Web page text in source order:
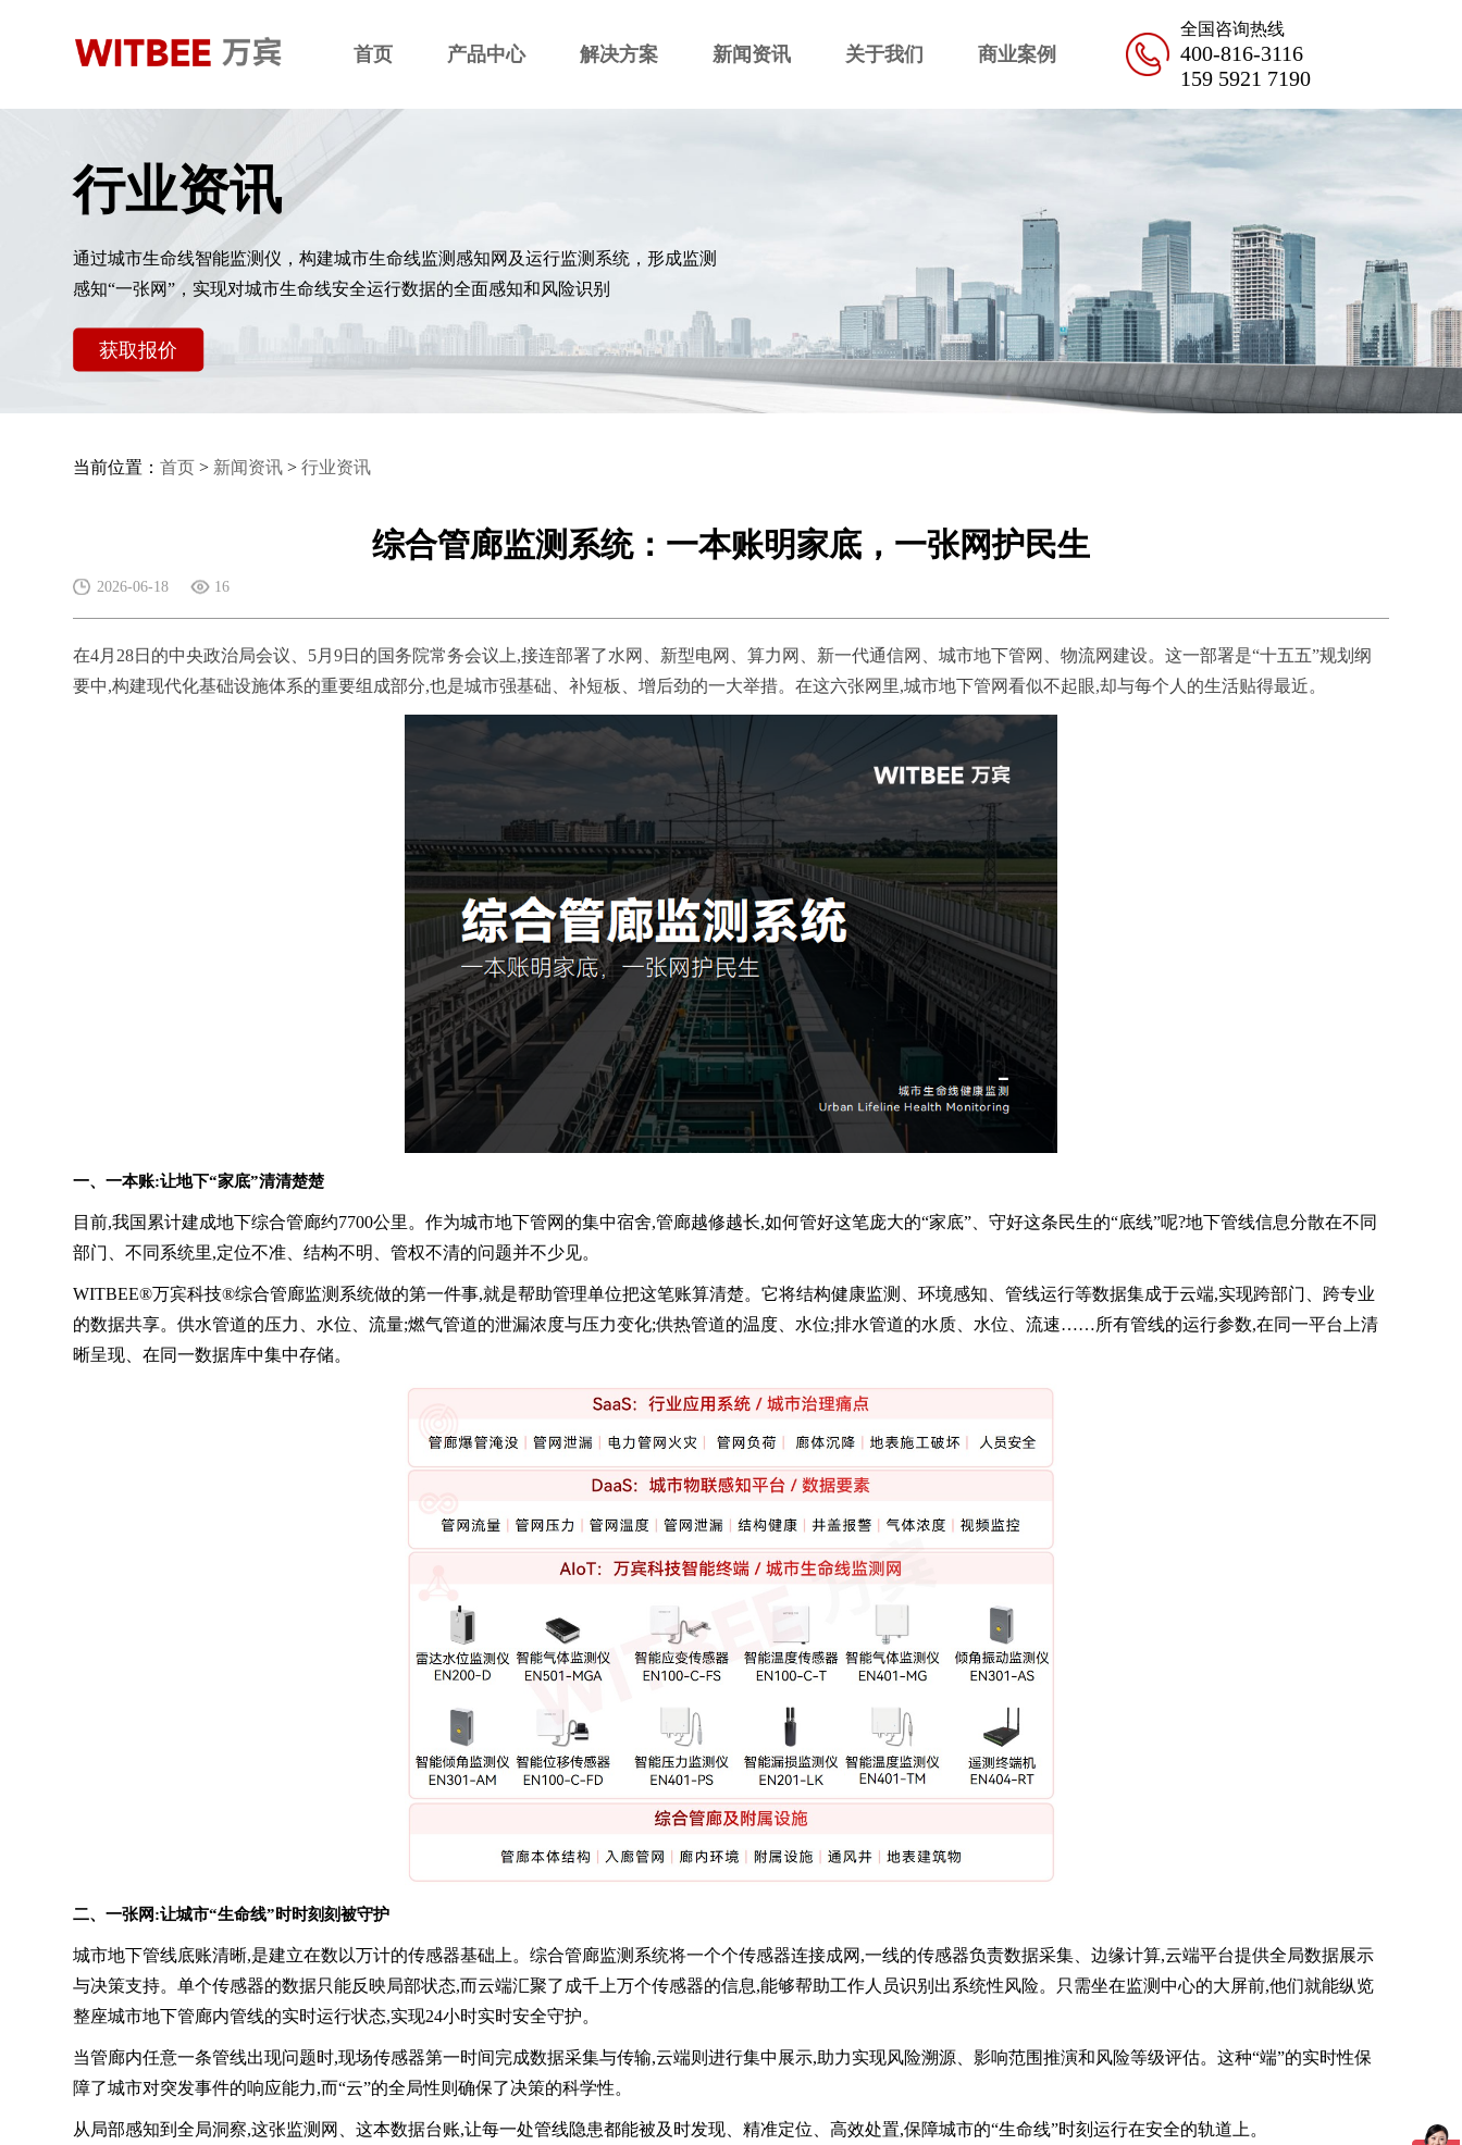
首页 产品中心 解决方案 新闻资讯 关于我们 商业案例
全国咨询热线
400-816-3116
159 5921 7190
行业资讯
通过城市生命线智能监测仪，构建城市生命线监测感知网及运行监测系统，形成监测
感知“一张网”，实现对城市生命线安全运行数据的全面感知和风险识别
获取报价
当前位置：首页 > 新闻资讯 >行业资讯
综合管廊监测系统：一本账明家底，一张网护民生
2026-06-18 16
在4月28日的中央政治局会议、5月9日的国务院常务会议上,接连部署了水网、新型电网、算力网、新一代通信网、城市地下管网、物流网建设。这一部署是“十五五”规划纲
要中,构建现代化基础设施体系的重要组成部分,也是城市强基础、补短板、增后劲的一大举措。在这六张网里,城市地下管网看似不起眼,却与每个人的生活贴得最近。
一、一本账:让地下“家底”清清楚楚
目前,我国累计建成地下综合管廊约7700公里。作为城市地下管网的集中宿舍,管廊越修越长,如何管好这笔庞大的“家底”、守好这条民生的“底线”呢?地下管线信息分散在不同
部门、不同系统里,定位不准、结构不明、管权不清的问题并不少见。
WITBEE®万宾科技®综合管廊监测系统做的第一件事,就是帮助管理单位把这笔账算清楚。它将结构健康监测、环境感知、管线运行等数据集成于云端,实现跨部门、跨专业
的数据共享。供水管道的压力、水位、流量;燃气管道的泄漏浓度与压力变化;供热管道的温度、水位;排水管道的水质、水位、流速……所有管线的运行参数,在同一平台上清
晰呈现、在同一数据库中集中存储。
二、一张网:让城市“生命线”时时刻刻被守护
城市地下管线底账清晰,是建立在数以万计的传感器基础上。综合管廊监测系统将一个个传感器连接成网,一线的传感器负责数据采集、边缘计算,云端平台提供全局数据展示
与决策支持。单个传感器的数据只能反映局部状态,而云端汇聚了成千上万个传感器的信息,能够帮助工作人员识别出系统性风险。只需坐在监测中心的大屏前,他们就能纵览
整座城市地下管廊内管线的实时运行状态,实现24小时实时安全守护。
当管廊内任意一条管线出现问题时,现场传感器第一时间完成数据采集与传输,云端则进行集中展示,助力实现风险溯源、影响范围推演和风险等级评估。这种“端”的实时性保
障了城市对突发事件的响应能力,而“云”的全局性则确保了决策的科学性。
从局部感知到全局洞察,这张监测网、这本数据台账,让每一处管线隐患都能被及时发现、精准定位、高效处置,保障城市的“生命线”时刻运行在安全的轨道上。